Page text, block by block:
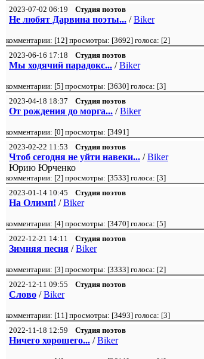
2023-07-02 06:19
Студия поэтов
Не любят Дарвина поэты... /Biker
комментарии: [12] просмотры: [3692] голоса: [2]
2023-06-16 17:18
Студия поэтов
Мы ходячий парадокс... /Biker
комментарии: [5] просмотры: [3630] голоса: [3]
2023-04-18 18:37
Студия поэтов
От рождения до морга... /Biker
комментарии: [0] просмотры: [3491]
2023-02-22 11:53
Студия поэтов
Чтоб сегодня не уйти навеки... /Biker
Юрию Юрченко
комментарии: [2] просмотры: [3533] голоса: [3]
2023-01-14 10:45
Студия поэтов
На Олимп! /Biker
комментарии: [4] просмотры: [3470] голоса: [5]
2022-12-21 14:11
Студия поэтов
Зимняя песня /Biker
комментарии: [3] просмотры: [3333] голоса: [2]
2022-12-11 09:55
Студия поэтов
Слово /Biker
комментарии: [11] просмотры: [3493] голоса: [3]
2022-11-18 12:59
Студия поэтов
Ничего хорошего... /Biker